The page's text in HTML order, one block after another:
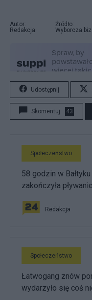
Autor:
Redakcja
Źródło:
Wyborcza.biz
Udostępnij
Skomentuj 43
Społeczeństwo
58 godzin w
zakończyła pływanie
Redakcja
Społeczeństwo
Łatwogang znów
wydarzyło się coś